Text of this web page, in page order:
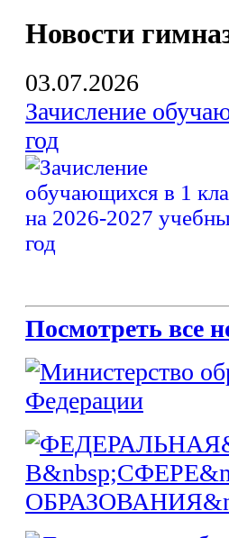
Новости
03.07.2026
Зачисление
год
Посмотреть все